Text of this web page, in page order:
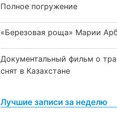
Полное погружение
«Березовая роща» Марии
Документальный фильм о
снят в Казахстане
Лучшие записи за неделю